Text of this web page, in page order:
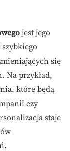
jest jego
się
Na przykład,
które będą
czy
staje